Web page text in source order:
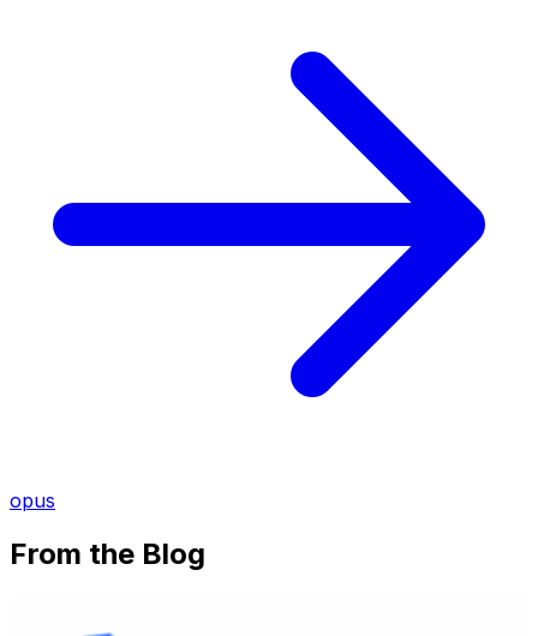
opus
From the Blog